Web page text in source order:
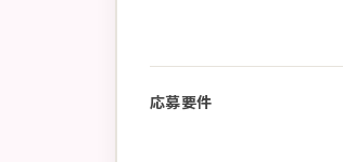
応募要件